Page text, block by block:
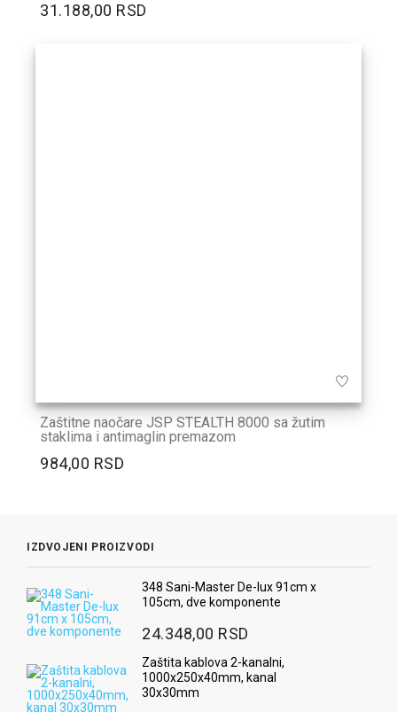
31.188,00 RSD
Zaštitne naočare JSP STEALTH 8000 sa žutim
staklima i antimaglin premazom
984,00 RSD
IZDVOJENI PROIZVODI
348 Sani-Master De-lux 91cm x
105cm, dve komponente
24.348,00 RSD
Zaštita kablova 2-kanalni,
1000x250x40mm, kanal
30x30mm